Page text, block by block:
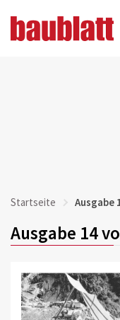
Startseite Ausgabe
Ausgabe 14